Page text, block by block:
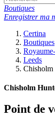
Boutiques
Enregistrer ma
Certina
Boutiques
Leeds
Chisholm
Chisholm
Point de